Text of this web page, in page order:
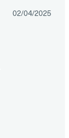
02/04/2025